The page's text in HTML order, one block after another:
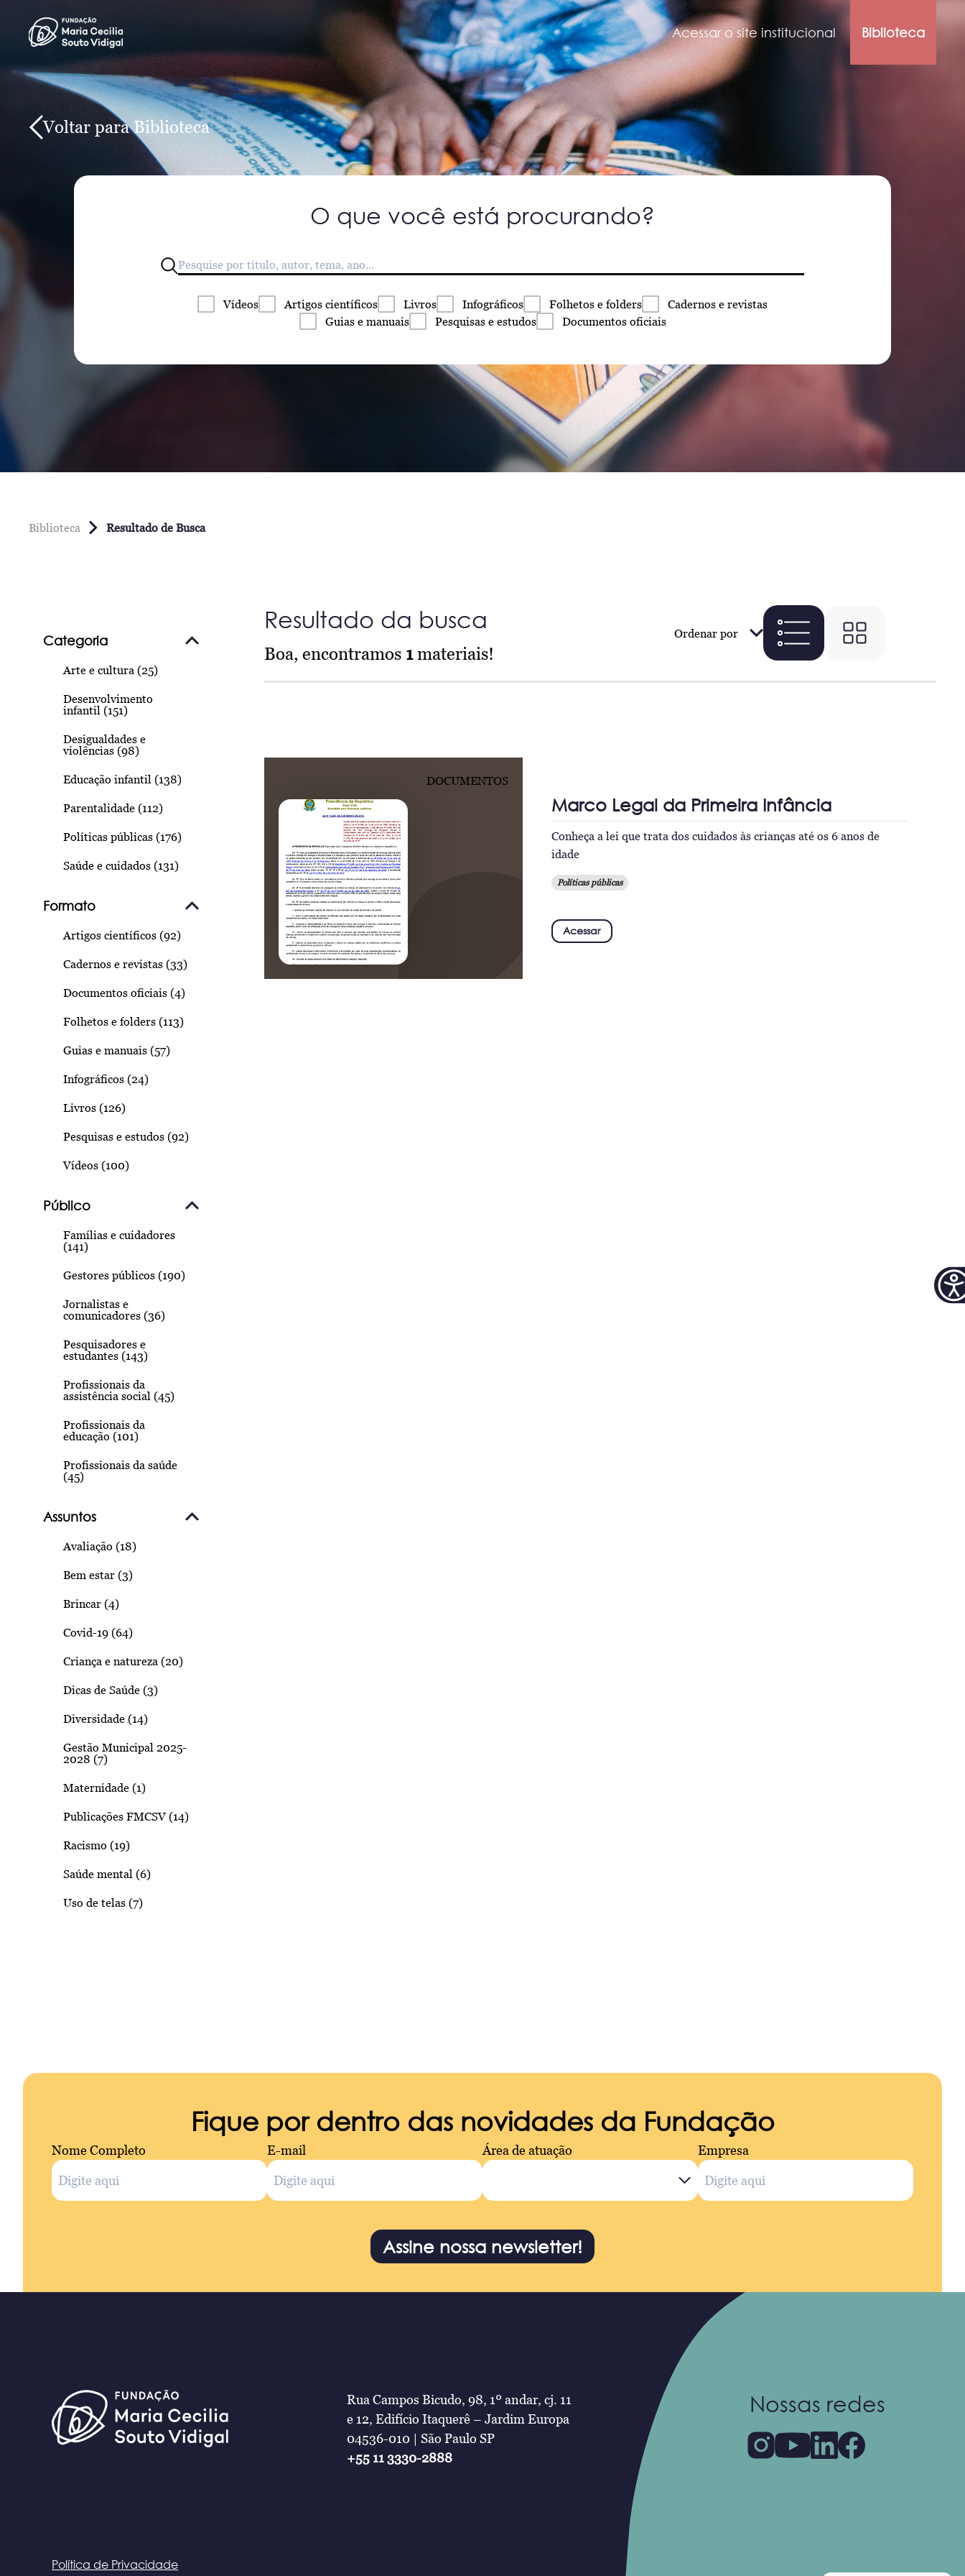
Acessar o site institucional Biblioteca
Voltar para Biblioteca
O que você está procurando?
Vídeos Artigos científicos Livros Infográficos Folhetos e folders Cadernos e revistas
Guias e manuais Pesquisas e estudos Documentos oficiais
Biblioteca Resultado de Busca
Categoria
Arte e cultura (25)
Desenvolvimento
infantil (151)
Desigualdades e
violências (98)
Educação infantil (138)
Parentalidade (112)
Políticas públicas (176)
Saúde e cuidados (131)
Formato
Artigos científicos (92)
Cadernos e revistas (33)
Documentos oficiais (4)
Folhetos e folders (113)
Guias e manuais (57)
Infográficos (24)
Livros (126)
Pesquisas e estudos (92)
Vídeos (100)
Público
Famílias e cuidadores
(141)
Gestores públicos (190)
Jornalistas e
comunicadores (36)
Pesquisadores e
estudantes (143)
Profissionais da
assistência social (45)
Profissionais da
educação (101)
Profissionais da saúde
(45)
Assuntos
Avaliação (18)
Bem estar (3)
Brincar (4)
Covid-19 (64)
Criança e natureza (20)
Dicas de Saúde (3)
Diversidade (14)
Gestão Municipal 2025-
2028 (7)
Maternidade (1)
Publicações FMCSV (14)
Racismo (19)
Saúde mental (6)
Uso de telas (7)
Resultado da busca
Boa, encontramos 1materiais!
Ordenar por
DOCUMENTOS
Marco Legal da Primeira Infância
Conheça a lei que trata dos cuidados às crianças até os 6 anos de
idade
Políticas públicas
Acessar
Fique por dentro das novidades da Fundação
Nome Completo E-mail Área de atuação Empresa
Assine nossa newsletter!
Rua Campos Bicudo, 98, 1º andar, cj. 11
e 12, Edifício Itaquerê – Jardim Europa
04536-010 | São Paulo SP
+55 11 3330-2888
Nossas redes
Política de Privacidade